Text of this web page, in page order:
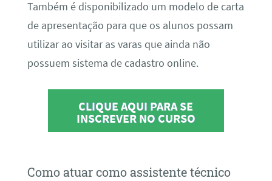
Também é disponibilizado um modelo de carta
de apresentação para que os alunos possam
utilizar ao visitar as varas que ainda não
possuem sistema de cadastro online.
CLIQUE AQUI PARA SE
INSCREVER NO CURSO
Como atuar como assistente técnico